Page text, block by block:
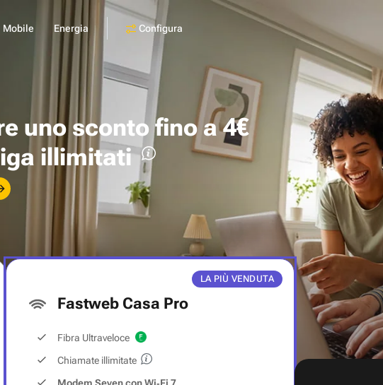
Mobile Energia Configura
unosconto fino a 4€
illimitati
LA PIÙ VENDUTA
Fastweb Casa Pro
Fibra Ultraveloce
Chiamate illimitate